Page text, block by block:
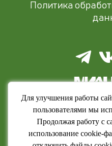
Для улучшения работы
пользователями мы
Продолжая работу с
использование cookie-
Политика